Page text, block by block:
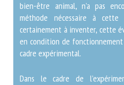
de fonctionnement de ces
impact réel sur le stress des
l’abattage et sur le bien-être
être étudié. La méthode
reste aussi certainement à
normale et non dans un cadre